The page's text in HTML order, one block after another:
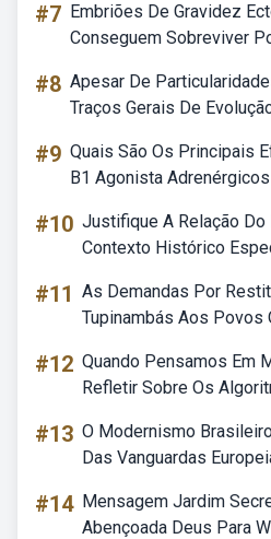
#7 Embriões De Gravidez
Conseguem Sobreviver
#8 Apesar De
Traços Gerais De
#9 Quais São Os Principais
B1 Agonista Adrenérgicos
#10 Justifique A Relação Do
Contexto Histórico
#11 As Demandas Por
Tupinambás Aos Povos
#12 Quando Pensamos Em
Refletir Sobre Os
#13 O Modernismo
Das Vanguardas
#14 Mensagem Jardim
Abençoada Deus Para